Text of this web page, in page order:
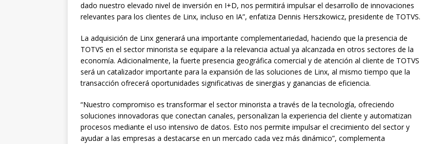
dado nuestro elevado nivel de inversión en I+D, nos permitirá impulsar el desarrollo de innovaciones
relevantes para los clientes de Linx, incluso en IA”, enfatiza Dennis Herszkowicz, presidente de TOTVS.
La adquisición de Linx generará una importante complementariedad, haciendo que la presencia de
TOTVS en el sector minorista se equipare a la relevancia actual ya alcanzada en otros sectores de la
economía. Adicionalmente, la fuerte presencia geográfica comercial y de atención al cliente de TOTVS
será un catalizador importante para la expansión de las soluciones de Linx, al mismo tiempo que la
transacción ofrecerá oportunidades significativas de sinergias y ganancias de eficiencia.
“Nuestro compromiso es transformar el sector minorista a través de la tecnología, ofreciendo
soluciones innovadoras que conectan canales, personalizan la experiencia del cliente y automatizan
procesos mediante el uso intensivo de datos. Esto nos permite impulsar el crecimiento del sector y
ayudar a las empresas a destacarse en un mercado cada vez más dinámico”, complementa